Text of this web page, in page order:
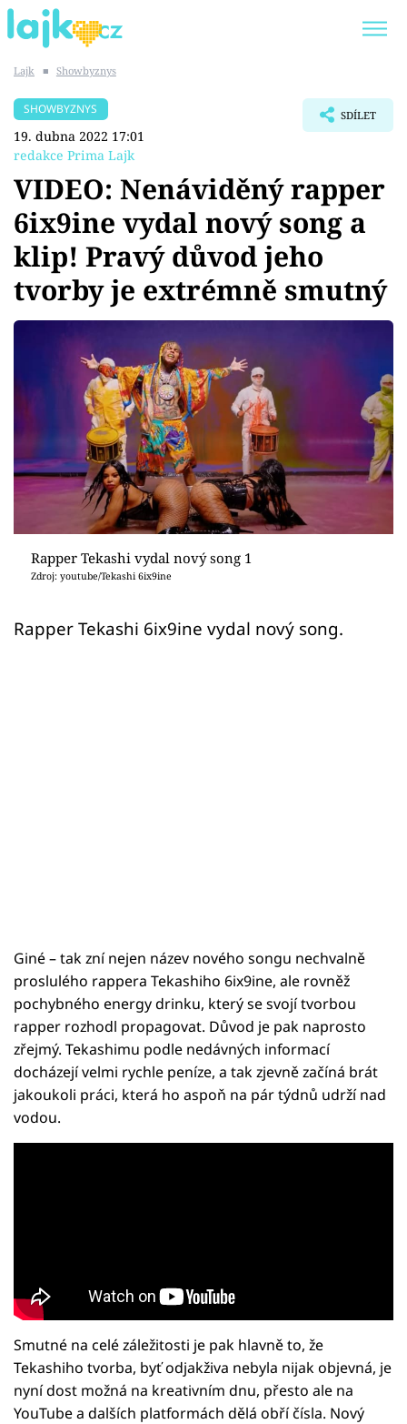
SHOPAHOLICADEL
Témata
Showbyznys
Youtubeři
Sex a vztahy
Videa
Sledujte prima+
Přihlášení
Sledujte nás
Lajk ■ Showbyznys
SHOWBYZNYS
19. dubna 2022 17:01
redakce Prima Lajk
SDÍLET
VIDEO: Nenáviděný rapper
6ix9ine vydal nový song a
klip! Pravý důvod jeho
tvorby je extrémně smutný
Rapper Tekashi vydal nový song 1
Zdroj: youtube/Tekashi 6ix9ine
Rapper Tekashi 6ix9ine vydal nový song.
Giné – tak zní nejen název nového songu nechvalně
proslulého rappera Tekashiho 6ix9ine, ale rovněž
pochybného energy drinku, který se svojí tvorbou
rapper rozhodl propagovat. Důvod je pak naprosto
zřejmý. Tekashimu podle nedávných informací
docházejí velmi rychle peníze, a tak zjevně začíná brát
jakoukoli práci, která ho aspoň na pár týdnů udrží nad
vodou.
Smutné na celé záležitosti je pak hlavně to, že
Tekashiho tvorba, byť odjakživa nebyla nijak objevná, je
nyní dost možná na kreativním dnu, přesto ale na
YouTube a dalších platformách dělá obří čísla. Nový